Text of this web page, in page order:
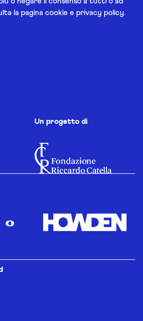
la pagina cookie e privacy policy.
Un progetto di